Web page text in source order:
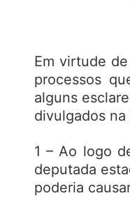
NOTA
Em virtude
processos
alguns
divulgados na
1 – Ao logo
deputada
poderia